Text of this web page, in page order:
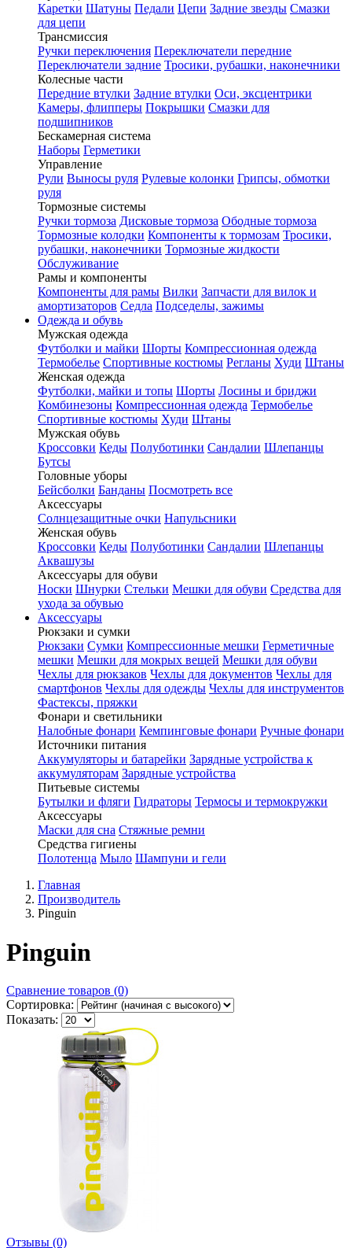
Каретки Шатуны Педали Цепи Задние звезды Смазки
для цепи
Трансмиссия
Ручки переключения Переключатели передние
Переключатели задние Тросики, рубашки, наконечники
Колесные части
Передние втулки Задние втулки Оси, эксцентрики
Камеры, флипперы Покрышки Смазки для
подшипников
Бескамерная система
Наборы Герметики
Управление
Рули Выносы руля Рулевые колонки Грипсы, обмотки
руля
Тормозные системы
Ручки тормоза Дисковые тормоза Ободные тормоза
Тормозные колодки Компоненты к тормозам Тросики,
рубашки, наконечники Тормозные жидкости
Обслуживание
Рамы и компоненты
Компоненты для рамы Вилки Запчасти для вилок и
амортизаторов Седла Подседелы, зажимы
Одежда и обувь
Мужская одежда
Футболки и майки Шорты Компрессионная одежда
Термобелье Спортивные костюмы Регланы Худи Штаны
Женская одежда
Футболки, майки и топы Шорты Лосины и бриджи
Комбинезоны Компрессионная одежда Термобелье
Спортивные костюмы Худи Штаны
Мужская обувь
Кроссовки Кеды Полуботинки Сандалии Шлепанцы
Бутсы
Головные уборы
Бейсболки Банданы Посмотреть все
Аксессуары
Солнцезащитные очки Напульсники
Женская обувь
Кроссовки Кеды Полуботинки Сандалии Шлепанцы
Аквашузы
Аксессуары для обуви
Носки Шнурки Стельки Мешки для обуви Средства для
ухода за обувью
Аксессуары
Рюкзаки и сумки
Рюкзаки Сумки Компрессионные мешки Герметичные
мешки Мешки для мокрых вещей Мешки для обуви
Чехлы для рюкзаков Чехлы для документов Чехлы для
смартфонов Чехлы для одежды Чехлы для инструментов
Фастексы, пряжки
Фонари и светильники
Налобные фонари Кемпинговые фонари Ручные фонари
Источники питания
Аккумуляторы и батарейки Зарядные устройства к
аккумуляторам Зарядные устройства
Питьевые системы
Бутылки и фляги Гидраторы Термосы и термокружки
Аксессуары
Маски для сна Стяжные ремни
Средства гигиены
Полотенца Мыло Шампуни и гели
Главная
Производитель
Pinguin
Pinguin
Сравнение товаров (0)
Сортировка:
Показать:
Отзывы (0)